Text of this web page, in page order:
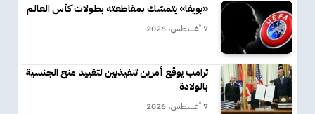
«يويفا» يتمسّك بمقاطعته بطولات كأس العالم
7 أغسطس، 2026
ترامب يوقع أمرين تنفيذيين لتقييد منح الجنسية
بالولادة
7 أغسطس، 2026